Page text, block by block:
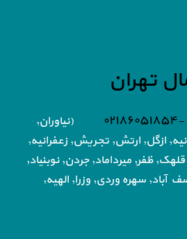
تهران
(نیاوران,
ازگل, ارتش, تجریش, زعفرانیه,
قلهک, ظفر, میرداماد, جردن, نوبنیاد,
آباد, سهره وردی, وزرا, الهیه,